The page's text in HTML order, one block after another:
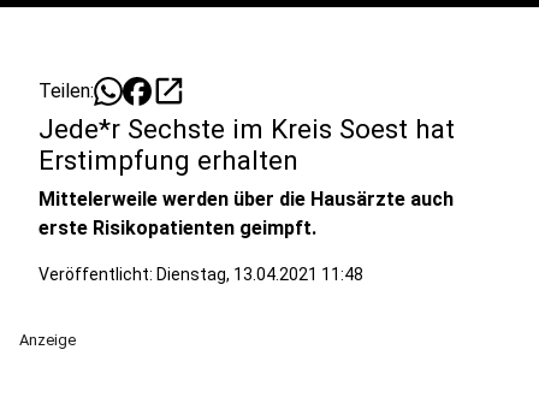
Teilen: open_in_new
Jede*r Sechste im Kreis Soest hat
Erstimpfung erhalten
Mittelerweile werden über die Hausärzte auch
erste Risikopatienten geimpft.
Veröffentlicht: Dienstag, 13.04.2021 11:48
Anzeige